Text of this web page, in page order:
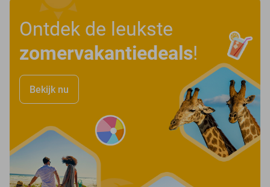
Ontdek de leukste
zomervakantiedeals!
Bekijk nu